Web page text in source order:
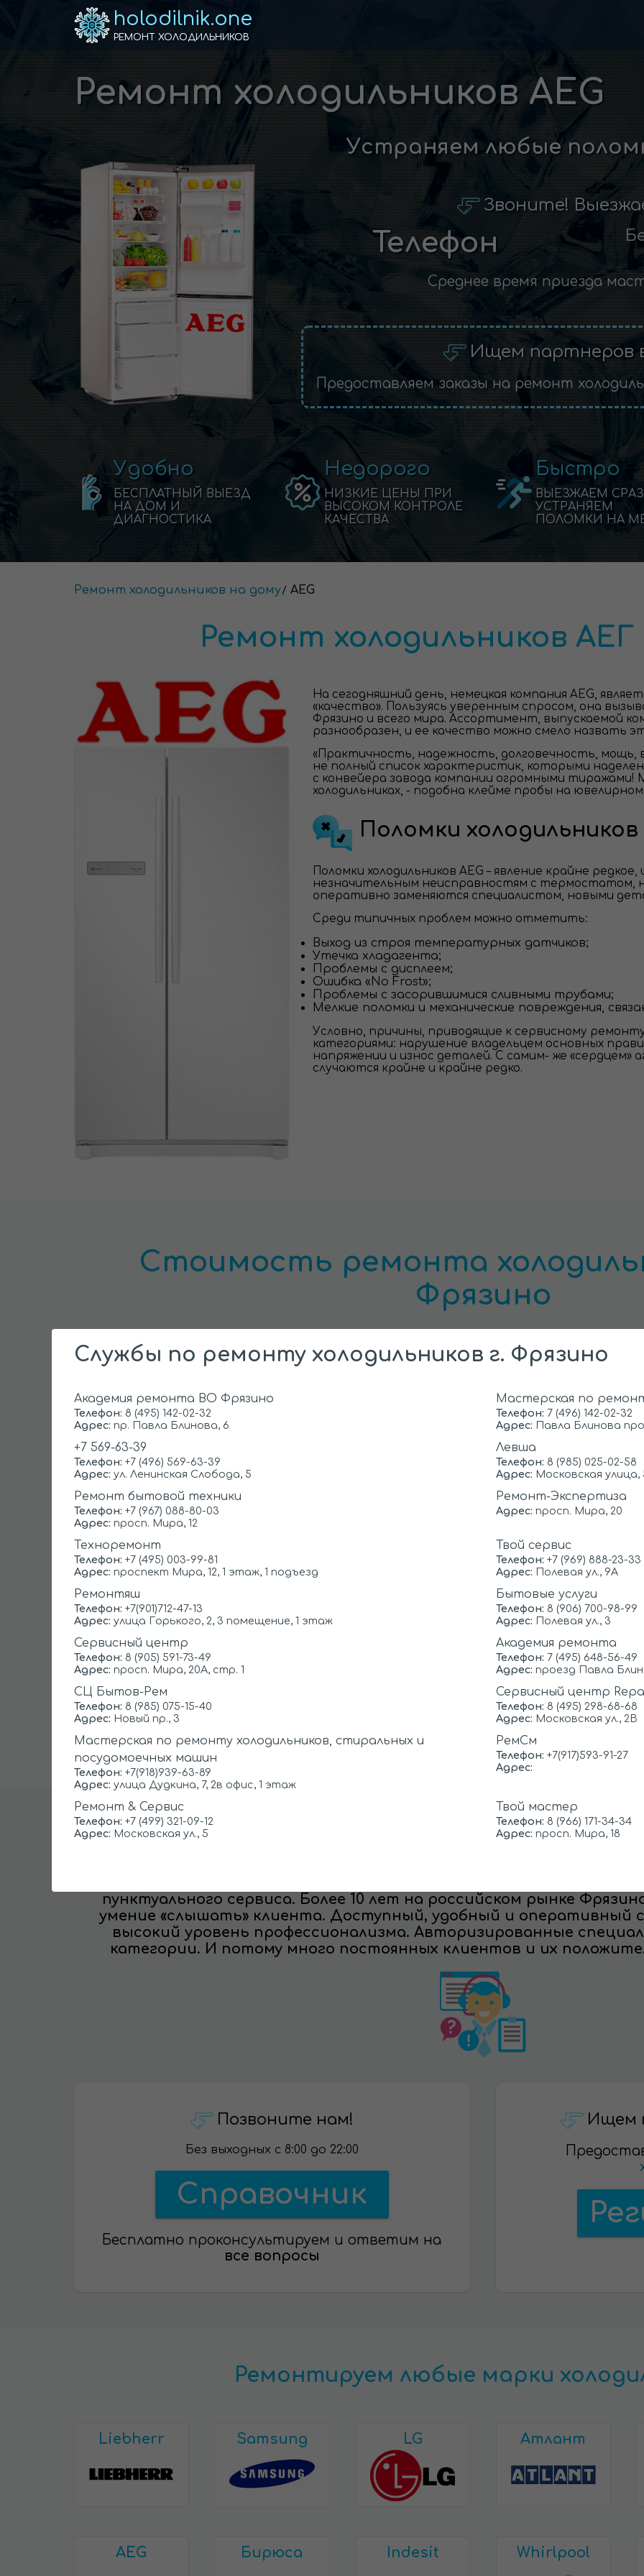
holodilnik.one
РЕМОНТ ХОЛОДИЛЬНИКОВ
Ремонт холодильников AEG
Устраняем любые
Звоните!
Телефон
Среднее время приезда
Ищем партнеров
Предоставляем заказы на ремонт
Удобно
БЕСПЛАТНЫЙ ВЫЕЗД
НА ДОМ И
ДИАГНОСТИКА
Недорого
НИЗКИЕ ЦЕНЫ ПРИ
ВЫСОКОМ КОНТРОЛЕ
КАЧЕСТВА
Быстро
ВЫЕЗЖАЕМ
УСТРАНЯЕМ
ПОЛОМКИ НА
Ремонт холодильников на дому AEG
Ремонт холодильников
На сегодняшний день, немецкая компания AEG,
«качество». Пользуясь уверенным спросом, она
Фрязино и всего мира. Ассортимент, выпускаемой
разнообразен, и ее качество можно смело назвать
«Практичность, надежность, долговечность, мощь,
не полный список характеристик, которыми
с конвейера завода компании огромными тиражами!
холодильниках, - подобна клейме пробы на ювелирном
Поломки холодильников
Поломки холодильников AEG – явление крайне
незначительным неисправностям с термостатом,
оперативно заменяются специалистом, новыми
Среди типичных проблем можно отметить:
Выход из строя температурных датчиков;
Утечка хладагента;
Проблемы с дисплеем;
Ошибка «No Frost»;
Проблемы с засорившимися сливными трубами;
Мелкие поломки и механические повреждения,
Условно, причины, приводящие к сервисному
категориями: нарушение владельцем основных
напряжении и износ деталей. С самим- же «сердцем»
случаются крайне и крайне редко.
Стоимость ремонта
Фрязино
Как и в случае с ремонтом любой бытовой техники, цена напрямую зависит
замены оригинальных комплектующих. Финальная стоимость сервисного
сервисный центр, как в самой Фрязино, так и за ее пределами. И выгода вызова
нашего сервисного инженера очевидна!
УСЛУГА
Выезд мастера
Диагностика
Перевесить/отрегулировать дверь
Замена уплотнителя
Ремонт компрессора
Устранение утечки хладагента
Ремонт испарителя
Замена терморегулятора
*При условии выполнения ремонта – выезд нашего мастера
бесплатен. Ложный и «холостой» вызовы: 500 рублей.
Наши цены
Благодаря
фирмы с
лучшую цену!
приобретенных
конечная
Мы работаем по всей
пунктуального сервиса. Более 10 лет на российском рынке
умение «слышать» клиента. Доступный, удобный и оперативный
высокий уровень профессионализма. Авторизированные
категории. И потому много постоянных клиентов и их
Позвоните нам!
Без выходных с 8:00 до 22:00
Справочник
Бесплатно проконсультируем и ответим на
все вопросы
Ищем
Ремонтируем любые марки
Liebherr Samsung LG Атлант
AEG Бирюса Indesit Whirlpool
Службы по ремонту холодильников г. Фрязино
Академия ремонта ВО Фрязино
Телефон: 8 (495) 142-02-32
Адрес: пр. Павла Блинова, 6
Мастерская по
Телефон: 7 (496) 142-02-32
Адрес: Павла Блинова
+7 569-63-39
Телефон: +7 (496) 569-63-39
Адрес: ул. Ленинская Слобода, 5
Левша
Телефон: 8 (985) 025-02-58
Адрес: Московская
Ремонт бытовой техники
Телефон: +7 (967) 088-80-03
Адрес: просп. Мира, 12
Ремонт-Экспертиза
Адрес: просп. Мира, 20
Техноремонт
Телефон: +7 (495) 003-99-81
Адрес: проспект Мира, 12, 1 этаж, 1 подъезд
Твой сервис
Телефон: +7 (969) 888-23-33
Адрес: Полевая ул., 9А
Ремонтяш
Телефон: +7(901)712-47-13
Адрес: улица Горького, 2, 3 помещение, 1 этаж
Бытовые услуги
Телефон: 8 (906) 700-98-99
Адрес: Полевая ул., 3
Сервисный центр
Телефон: 8 (905) 591-73-49
Адрес: просп. Мира, 20А, стр. 1
Академия ремонта
Телефон: 7 (495) 648-56-49
Адрес: проезд Павла
СЦ Бытов-Рем
Телефон: 8 (985) 075-15-40
Адрес: Новый пр., 3
Сервисный центр
Телефон: 8 (495) 298-68-68
Адрес: Московская ул., 2В
Мастерская по ремонту холодильников, стиральных и
посудомоечных машин
Телефон: +7(918)939-63-89
Адрес: улица Дудкина, 7, 2в офис, 1 этаж
РемСм
Телефон: +7(917)593-91-27
Адрес:
Ремонт & Сервис
Телефон: +7 (499) 321-09-12
Адрес: Московская ул., 5
Твой мастер
Телефон: 8 (966) 171-34-34
Адрес: просп. Мира, 18